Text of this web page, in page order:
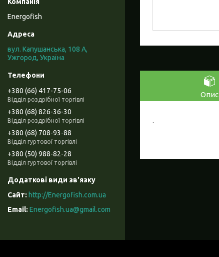
Опис
.
Energofish
вул. Капушанська, 108 А,
Ужгород, Україна
+380 (66) 417-75-06
Відділ роздрібної торгівлі
+380 (68) 826-36-30
Відділ роздрібної торгівлі
+380 (68) 708-93-88
Відділ гуртової торгівлі
+380 (50) 988-82-28
Відділ гуртової торгівлі
http://Energofish.com.ua
Energofish.ua@gmail.com